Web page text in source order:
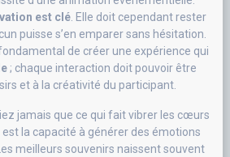
est clé. Elle doit cependant rester
puisse s’en emparer sans hésitation.
de créer une expérience qui
; chaque interaction doit pouvoir être
et à la créativité du participant.
jamais que ce qui fait vibrer les cœurs
est la capacité à générer des émotions
meilleurs souvenirs naissent souvent